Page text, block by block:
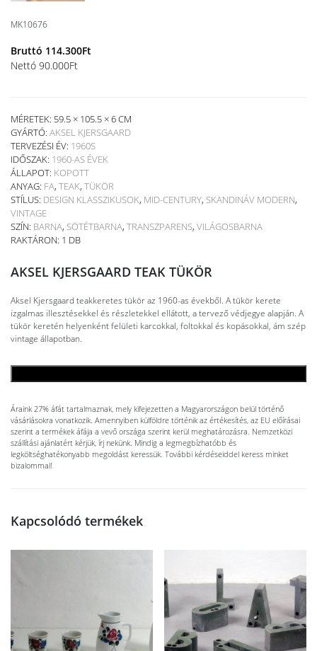
MK10676
Bruttó 114.300Ft
Nettó 90.000Ft
MÉRETEK: 59.5 × 105.5 × 6 CM
GYÁRTÓ: AKSEL KJERSGAARD
TERVEZÉSI ÉV: 1960S
IDŐSZAK: 1960-AS ÉVEK
ÁLLAPOT: KOPOTT
ANYAG: FA, TEAK, TÜKÖR
STÍLUS: DESIGN KLASSZIKUSOK, MID-CENTURY, SKANDINÁV MODERN,
VINTAGE
SZÍN: BARNA, SÖTÉTBARNA, TRANSZPARENS, VILÁGOSBARNA
RAKTÁRON: 1 DB
AKSEL KJERSGAARD TEAK TÜKÖR
Aksel Kjersgaard teakkeretes tükör az 1960-as évekből. A tükör kerete
izgalmas illesztésekkel és részletekkel ellátott, a tervező védjegye alapján. A
tükör keretén helyenként felületi karcokkal, foltokkal és kopásokkal, ám szép
vintage állapotban.
Áraink 27% áfát tartalmaznak, mely kifejezetten a Magyarországon belül történő
vásárlásokra vonatkozik. Amennyiben külföldre történik az értékesítés, az EU előírásai
szerint a termékek áfája a vevő országa szerint kerül meghatározásra. Nemzetközi
szállítási ajánlatért kérjük, írj nekünk. Mindig a legmegbízhatóbb és
legköltséghatékonyabb megoldást keressük. További kérdéseiddel keress minket
bizalommal!
Kapcsolódó termékek